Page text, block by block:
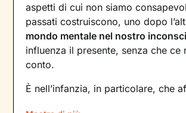
aspetti di cui non siamo
passati costruiscono, uno dopo
mondo mentale nel nostro
influenza il presente, senza che ce
conto.
È nell’infanzia, in particolare, che